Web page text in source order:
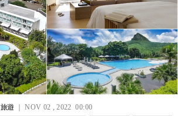
旅遊｜ NOV 02 , 2022 00:00